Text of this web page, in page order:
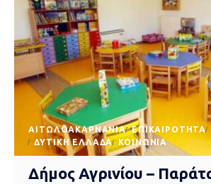
AΙΤΩΛΟΑΚΑΡΝΑΝΊΑ EΠΙΚΑΙΡΌΤΗΤΑ
ΔΥΤΙΚΉ ΕΛΛΆΔΑ
ΚΟΙΝΩΝΊΑ
Δήμος Αγρινίου –